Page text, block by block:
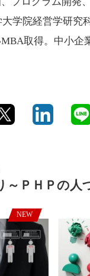
学院経営学研究
取得。中小企
～ＰＨＰの人
NEW